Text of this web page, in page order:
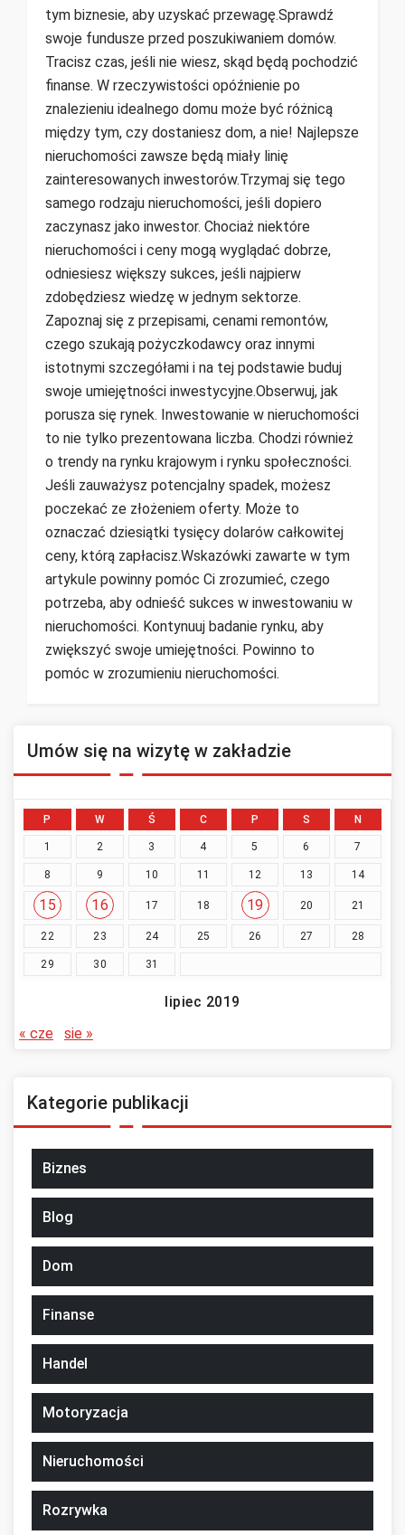
tym biznesie, aby uzyskać przewagę.Sprawdź
swoje fundusze przed poszukiwaniem domów.
Tracisz czas, jeśli nie wiesz, skąd będą pochodzić
finanse. W rzeczywistości opóźnienie po
znalezieniu idealnego domu może być różnicą
między tym, czy dostaniesz dom, a nie! Najlepsze
nieruchomości zawsze będą miały linię
zainteresowanych inwestorów.Trzymaj się tego
samego rodzaju nieruchomości, jeśli dopiero
zaczynasz jako inwestor. Chociaż niektóre
nieruchomości i ceny mogą wyglądać dobrze,
odniesiesz większy sukces, jeśli najpierw
zdobędziesz wiedzę w jednym sektorze.
Zapoznaj się z przepisami, cenami remontów,
czego szukają pożyczkodawcy oraz innymi
istotnymi szczegółami i na tej podstawie buduj
swoje umiejętności inwestycyjne.Obserwuj, jak
porusza się rynek. Inwestowanie w nieruchomości
to nie tylko prezentowana liczba. Chodzi również
o trendy na rynku krajowym i rynku społeczności.
Jeśli zauważysz potencjalny spadek, możesz
poczekać ze złożeniem oferty. Może to
oznaczać dziesiątki tysięcy dolarów całkowitej
ceny, którą zapłacisz.Wskazówki zawarte w tym
artykule powinny pomóc Ci zrozumieć, czego
potrzeba, aby odnieść sukces w inwestowaniu w
nieruchomości. Kontynuuj badanie rynku, aby
zwiększyć swoje umiejętności. Powinno to
pomóc w zrozumieniu nieruchomości.
Umów się na wizytę w zakładzie
lipiec 2019
P W Ś C P S N
1 2 3 4 5 6 7
8 9 10 11 12 13 14
15 16 17 18 19 20 21
22 23 24 25 26 27 28
29 30 31
« cze sie »
Kategorie publikacji
Biznes
Blog
Dom
Finanse
Handel
Motoryzacja
Nieruchomości
Rozrywka